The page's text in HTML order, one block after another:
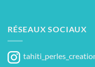
RÉSEAUX SOCIAUX